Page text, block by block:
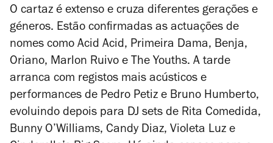
O cartaz é extenso e cruza diferentes gerações e
géneros. Estão confirmadas as actuações de
nomes como Acid Acid, Primeira Dama, Benja,
Oriano, Marlon Ruivo e The Youths. A tarde
arranca com registos mais acústicos e
performances de Pedro Petiz e Bruno Humberto,
evoluindo depois para DJ sets de Rita Comedida,
Bunny O’Williams, Candy Diaz, Violeta Luz e